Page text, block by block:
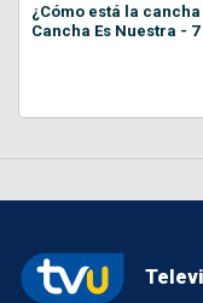
¿Cómo está la cancha
Cancha Es Nuestra -